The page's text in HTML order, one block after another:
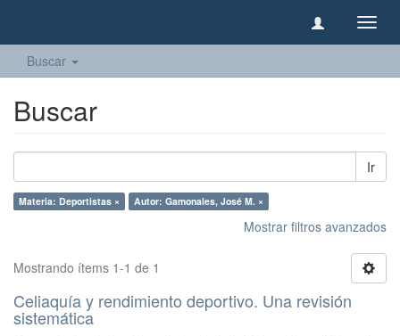
Buscar
Buscar
Ir
Materia: Deportistas × Autor: Gamonales, José M. ×
Mostrar filtros avanzados
Mostrando ítems 1-1 de 1
Celiaquía y rendimiento deportivo. Una revisión
sistemática